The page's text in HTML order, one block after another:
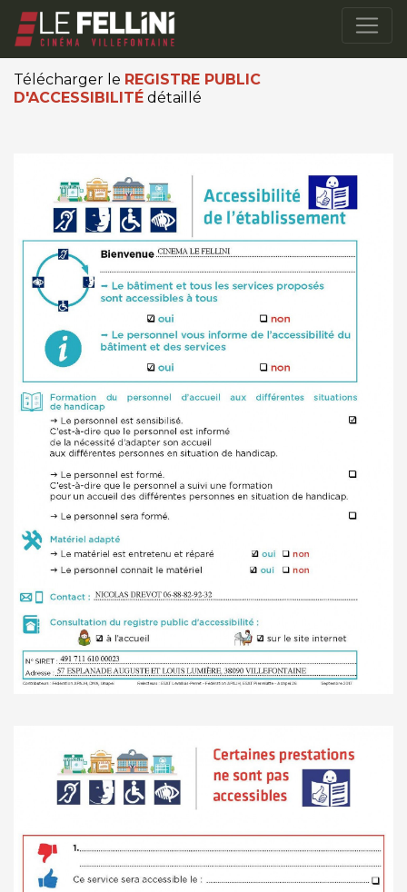
Télécharger le REGISTRE PUBLIC
D'ACCESSIBILITÉ détaillé